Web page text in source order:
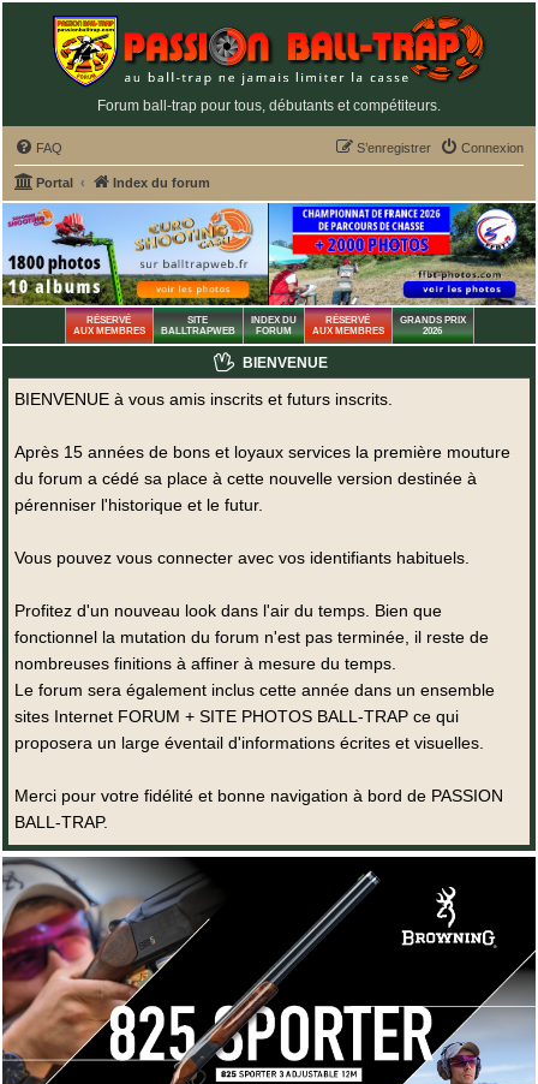
Forum ball-trap pour tous, débutants et compétiteurs.
FAQ Connexion
S’enregistrer
Portal Index du forum
RÉSERVÉ
AUX MEMBRES
SITE
BALLTRAPWEB
INDEX DU
FORUM
RÉSERVÉ
AUX MEMBRES
GRANDS PRIX
2026
BIENVENUE
BIENVENUE à vous amis inscrits et futurs inscrits.
Après 15 années de bons et loyaux services la première mouture
du forum a cédé sa place à cette nouvelle version destinée à
pérenniser l'historique et le futur.
Vous pouvez vous connecter avec vos identifiants habituels.
Profitez d'un nouveau look dans l'air du temps. Bien que
fonctionnel la mutation du forum n'est pas terminée, il reste de
nombreuses finitions à affiner à mesure du temps.
Le forum sera également inclus cette année dans un ensemble
sites Internet FORUM + SITE PHOTOS BALL-TRAP ce qui
proposera un large éventail d'informations écrites et visuelles.
Merci pour votre fidélité et bonne navigation à bord de PASSION
BALL-TRAP.